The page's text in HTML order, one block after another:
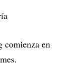
comienza en